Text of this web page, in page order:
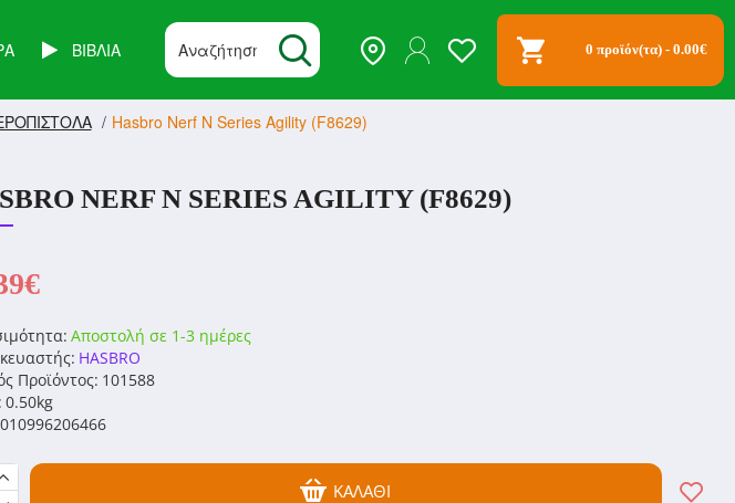
ΒΙΒΛΙΑ 0 προϊόν(τα) - 0.00€
Hasbro Nerf N Series Agility (F8629)
NERF N SERIES AGILITY (F8629)
Αποστολή σε 1-3 ημέρες
HASBRO
Προϊόντος: 101588
0.50kg
ΚΑΛΆΘΙ